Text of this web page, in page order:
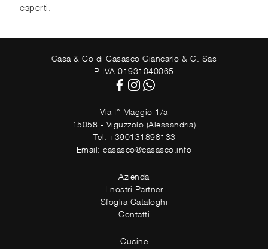
esperti.
Casa & Co di Casasco Giancarlo & C. Sas
P.IVA 01931040065
Via I° Maggio 1/a
15058 - Viguzzolo (Alessandria)
Tel: +390131898133
Email: casasco@casasco.info
Azienda
I nostri Partner
Sfoglia Cataloghi
Contatti
Cucine